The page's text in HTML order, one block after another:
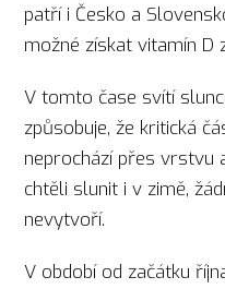
patří i Česko a
možné získat vitamín D
V tomto čase svítí
způsobuje, že kritická
neprochází přes vrstvu
chtěli slunit i v zimě,
nevytvoří.
V období od začátku